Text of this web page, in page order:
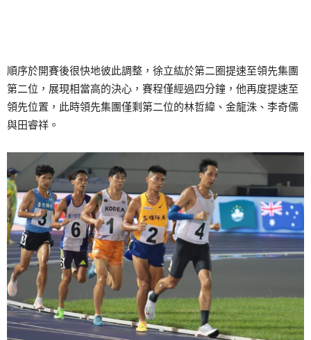
順序於開賽後很快地彼此調整，徐立紘於第二圈提速至領先集團
第二位，展現相當高的決心，賽程僅經過四分鐘，他再度提速至
領先位置，此時領先集團僅剩第二位的林哲緯、金龍洙、李奇儒
與田睿祥。